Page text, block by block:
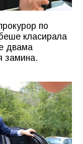
по
класирала
двама
замина.